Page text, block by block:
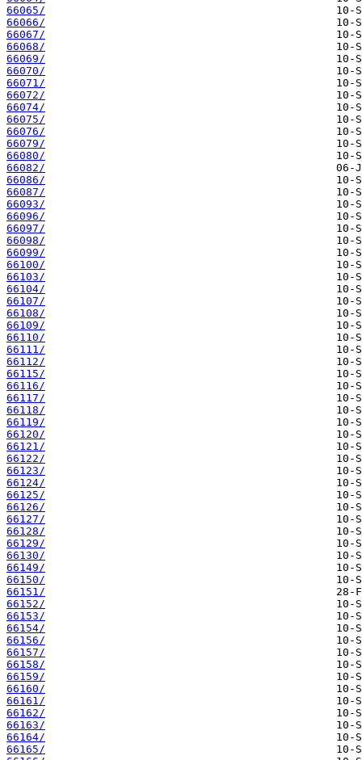
66065/
66066/
66067/
66068/
66069/
66070/
66071/
66072/
66074/
66075/
66076/
66079/
66080/
66082/
66086/
66087/
66093/
66096/
66097/
66098/
66099/
66100/
66103/
66104/
66107/
66108/
66109/
66110/
66111/
66112/
66115/
66116/
66117/
66118/
66119/
66120/
66121/
66122/
66123/
66124/
66125/
66126/
66127/
66128/
66129/
66130/
66149/
66150/
66151/
66152/
66153/
66154/
66156/
66157/
66158/
66159/
66160/
66161/
66162/
66163/
66164/
66165/